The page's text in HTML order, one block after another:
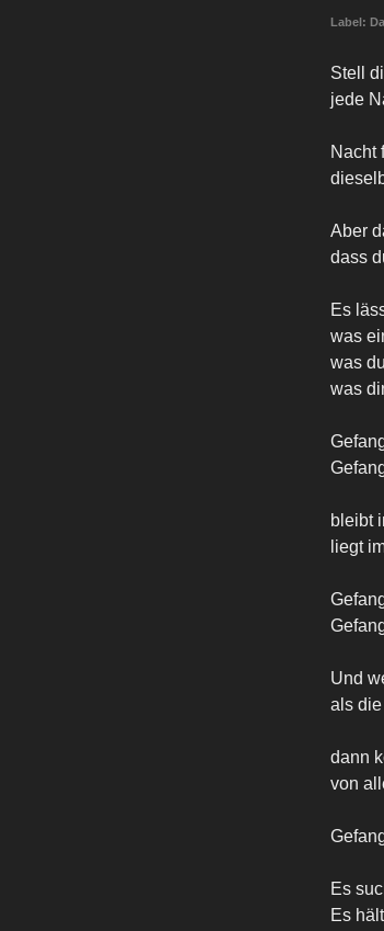
Label:
Stell
jede
Nacht
Aber
dass
Es
was
was
was
bleibt
liegt
Und
als
dann
von
Es
Es